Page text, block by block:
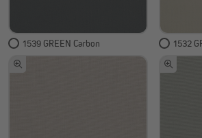
1539 GREEN Carbon 1532